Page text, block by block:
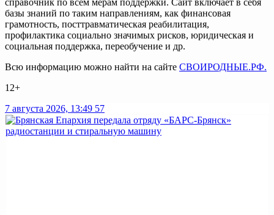
базы знаний по таким направлениям, как финансовая
грамотность, посттравматическая реабилитация,
профилактика социально значимых рисков, юридическая и
социальная поддержка, переобучение и др.
Всю информацию можно найти на сайте СВОИРОДНЫЕ.РФ.
12+
7 августа 2026, 13:49 57